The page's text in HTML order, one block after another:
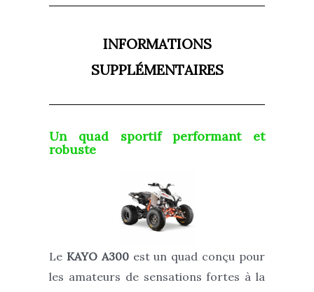
INFORMATIONS
SUPPLÉMENTAIRES
Un quad sportif performant et
robuste
Le KAYO A300est un quad conçu pour
les amateurs de sensations fortes à la